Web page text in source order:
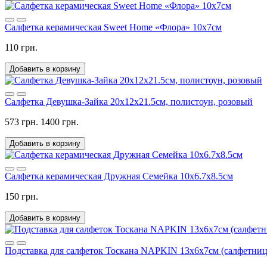
Салфетка керамическая Sweet Home «Флора» 10х7см
110 грн.
Добавить в корзину
Салфетка Девушка-Зайка 20х12х21.5см, полистоун, розовый
573 грн. 1400 грн.
Добавить в корзину
Салфетка керамическая Дружная Семейка 10х6.7х8.5см
150 грн.
Добавить в корзину
Подставка для салфеток Тоскана NAPKIN 13х6х7см